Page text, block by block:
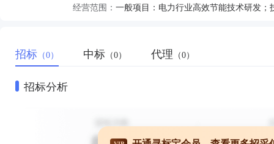
经营范围：
招标 （0） 中标 （0） 代理 （0）
招标分析